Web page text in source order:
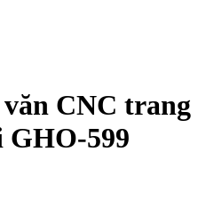
CNC trang
599